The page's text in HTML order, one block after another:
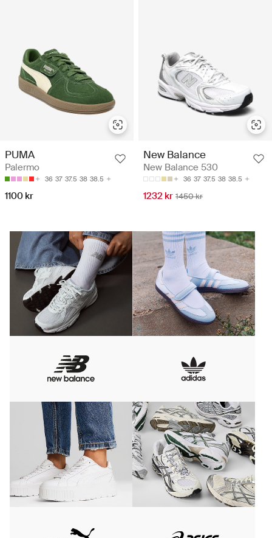
PUMA
Palermo
36 37 37.5 38 38.5
1100 kr
New Balance
New Balance 530
36 37 37.5 38 38.5
1232 kr 1450 kr